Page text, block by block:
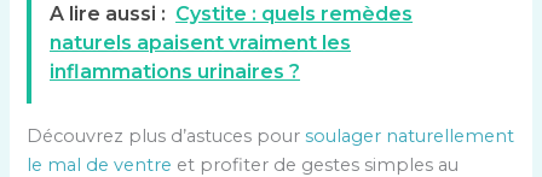
A lire aussi : Cystite : quels remèdes
naturels apaisent vraiment les
inflammations urinaires ?
Découvrez plus d’astuces poursoulager naturellement
le mal de ventre et profiter de gestes simples au